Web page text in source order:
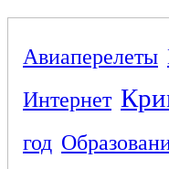
Авиаперелеты
Интернет
год